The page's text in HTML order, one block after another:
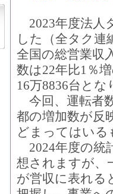
2023年度法人
した（全タク連
全国の総営業収
数は22年比1％
16万8836台と
今回、運転者
都の増加数が反
どまってはい
2024年度の統
想されますが、
が営収に表れる